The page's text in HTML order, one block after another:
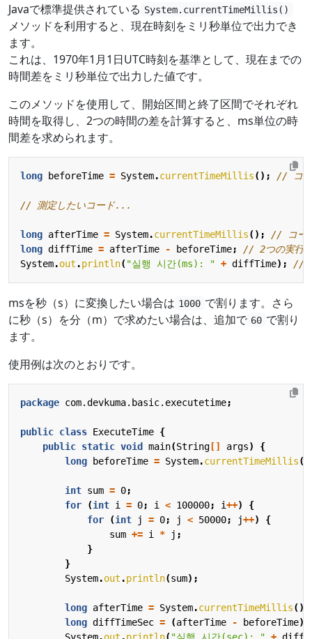
Javaで標準提供されている System.currentTimeMillis()
メソッドを利用すると、現在時刻をミリ秒単位で出力でき
ます。
これは、1970年1月1日UTC時刻を基準として、現在までの
時間差をミリ秒単位で出力した値です。
このメソッドを使用して、開始区間と終了区間でそれぞれ
時間を取得し、2つの時間の差を計算すると、ms単位の時
間差を求められます。
long beforeTime = System.currentTimeMillis(); // コー
// 測定したいコード...
long afterTime = System.currentTimeMillis();
// コー
long diffTime = afterTime - beforeTime;
// 2つの実行
System.out .println("실행 시간(ms): " + diffTime); //
msを秒（s）に変換したい場合は 1000 で割ります。さら
に秒（s）を分（m）で求めたい場合は、追加で 60 で割り
ます。
使用例は次のとおりです。
package com.devkuma.basic.executetime;
public class ExecuteTime {
public static void main(String [] args)
{
long
beforeTime = System.currentTimeMillis
int sum = 0;
for
(int i = 0; i < 100000; i++)
{
for
(int j = 0; j < 50000; j++)
{
sum += i * j ;
}
}
System.out .println(sum);
long afterTime = System.currentTimeMillis();
long diffTimeSec = (afterTime - beforeTime)
System.out .println("실행 시간(sec): " +